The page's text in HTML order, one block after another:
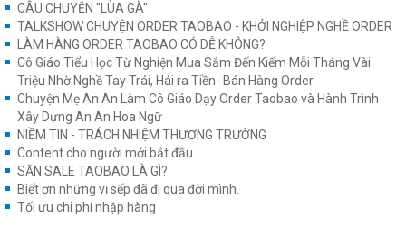
CÂU CHUYỆN "LÙA GÀ"
TALKSHOW CHUYỆN ORDER TAOBAO - KHỞI NGHIỆP NGHỀ ORDER
LÀM HÀNG ORDER TAOBAO CÓ DỄ KHÔNG?
Cô Giáo Tiểu Học Từ Nghiện Mua Sắm Đến Kiếm Mỗi Tháng Vài
Triệu Nhờ Nghề Tay Trái, Hái ra Tiền- Bán Hàng Order.
Chuyện Mẹ An An Làm Cô Giáo Dạy Order Taobao và Hành Trình
Xây Dựng An An Hoa Ngữ
NIỀM TIN - TRÁCH NHIỆM THƯƠNG TRƯỜNG
Content cho người mới bắt đầu
SĂN SALE TAOBAO LÀ GÌ?
Biết ơn những vị sếp đã đi qua đời mình.
Tối ưu chi phí nhập hàng